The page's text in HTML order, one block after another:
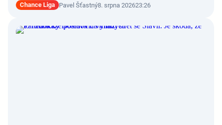
Chance Liga Pavel Šťastný8. srpna 202623:26